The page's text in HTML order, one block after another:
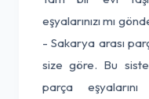
eşyalarınızı mı
- Sakarya arası
size göre. Bu
parça